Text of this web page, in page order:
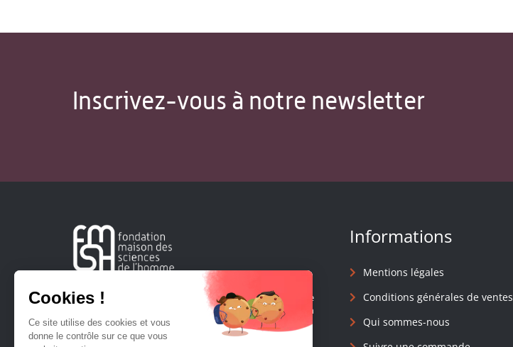
Inscrivez-vous à notre newsletter
Créée en 1963, la Fondation Maison Sciences de l'Homme
soutient la recherche et la diffusion des connaissances en
sciences humaines et sociales.
Informations
Mentions légales
Conditions générales de ventes
Qui sommes-nous